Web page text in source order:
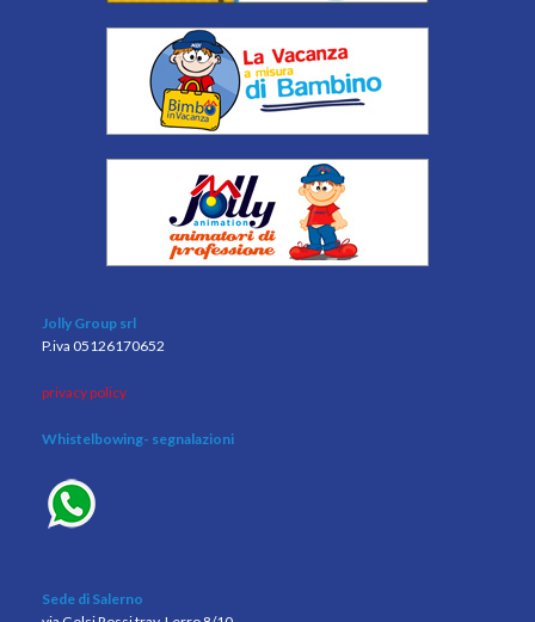
Jolly Group srl
P.iva 05126170652
privacy policy
Whistelbowing- segnalazioni
Sede di Salerno